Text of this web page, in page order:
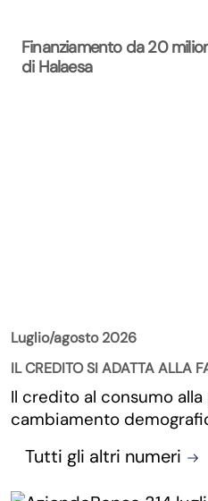
Finanziamento da 20
di Halaesa
Luglio/agosto 2026
IL CREDITO SI ADATTA ALLA
Il credito al consumo
cambiamento
Tutti gli altri numeri